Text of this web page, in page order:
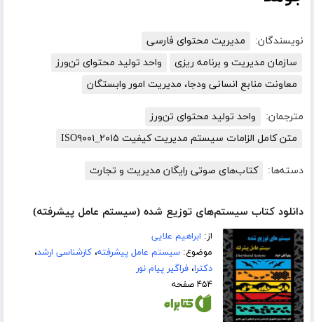
نویسندگان:
مدیریت محتوای فارسی
سازمان مدیریت و برنامه ریزی
واحد تولید محتوای تن‌ورز
معاونت منابع انسانی ودجا، مدیریت امور وابستگان
مترجمان:
واحد تولید محتوای تن‌ورز
متن کامل الزامات سیستم مدیریت کیفیت ISO۹۰۰۱_۲۰۱۵
دسته‌ها: کتاب‌های صوتی رایگان مدیریت و تجارت
دانلود کتاب سیستم‌های توزیع شده (سیستم عامل پیشرفته)
از: ابراهیم علایی
موضوع:سیستم عامل پیشرفته،کارشناسی ارشد،
دکترا،فراگیر پیام نور
۴۵۴ صفحه